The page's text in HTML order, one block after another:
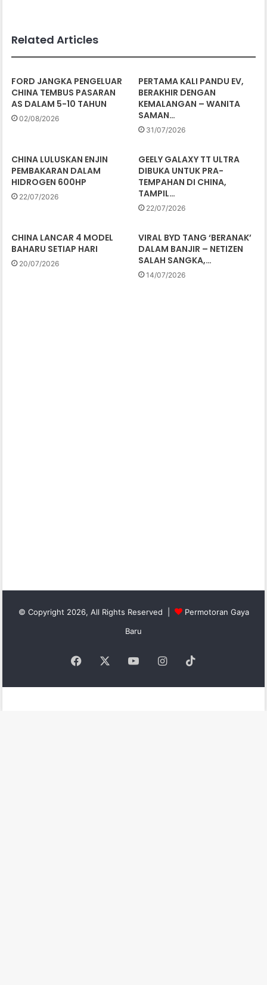
Related Articles
FORD JANGKA PENGELUAR
CHINA TEMBUS PASARAN
AS DALAM 5-10 TAHUN
02/08/2026
PERTAMA KALI PANDU EV,
BERAKHIR DENGAN
KEMALANGAN – WANITA
SAMAN…
31/07/2026
CHINA LULUSKAN ENJIN
PEMBAKARAN DALAM
HIDROGEN 600HP
22/07/2026
GEELY GALAXY TT ULTRA
DIBUKA UNTUK PRA-
TEMPAHAN DI CHINA,
TAMPIL…
22/07/2026
CHINA LANCAR 4 MODEL
BAHARU SETIAP HARI
20/07/2026
VIRAL BYD TANG ‘BERANAK’
DALAM BANJIR – NETIZEN
SALAH SANGKA,…
14/07/2026
© Copyright 2026, All Rights Reserved |
Permotoran Gaya
Baru
Facebook YouTubeInstagram